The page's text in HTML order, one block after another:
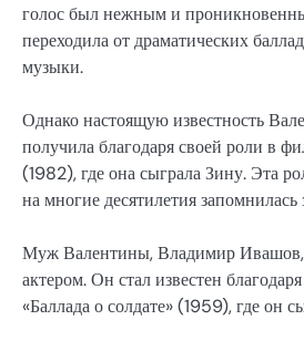
голос был нежным и
переходила от драматических
музыки.
Однако настоящую известность
получила благодаря своей роли в
(1982), где она сыграла Зину. Эта
на многие десятилетия запомнилась
Муж Валентины, Владимир
актером. Он стал известен
«Баллада о солдате» (1959), где он